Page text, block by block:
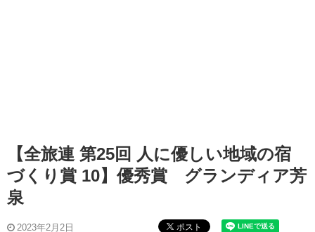
【全旅連 第25回 人に優しい地域の宿
づくり賞 10】優秀賞 グランディア芳
泉
2023年2月2日 ポスト